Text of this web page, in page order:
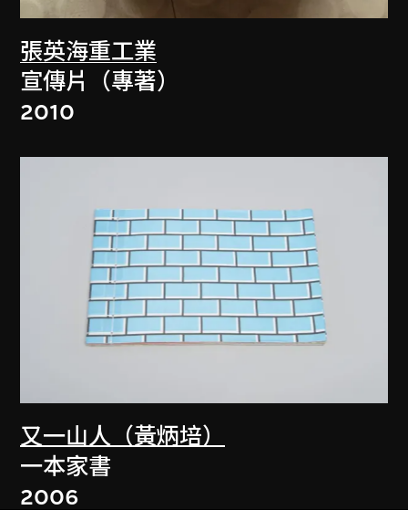
張英海重工業
宣傳片（專著）
2010
又一山人（黃炳培）
一本家書
2006